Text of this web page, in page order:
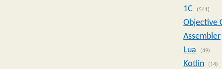
1C (541)
Objective
Assembler
Lua
(49)
Kotlin (14)